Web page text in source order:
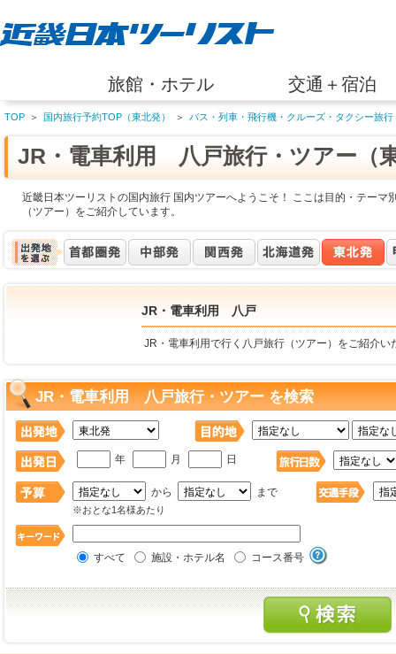
旅館・ホテル 交通＋宿泊
TOP ＞ 国内旅行予約TOP（東北発） ＞ バス・列車・飛行機・クルーズ・タクシー旅行
JR・電車利用 八戸旅行・ツアー（
近畿日本ツーリストの国内旅行 国内ツアーへようこそ！ ここは目的・テー
（ツアー）をご紹介しています。
JR・電車利用 八戸
JR・電車利用で行く八戸旅行（ツアー）をご紹介い
JR・電車利用 八戸旅行・ツアー を検索
年 月 日
から まで
※おとな1名様あたり
すべて 施設・ホテル名 コース番号